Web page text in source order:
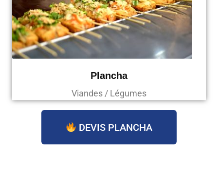
Plancha
Viandes / Légumes
DEVIS PLANCHA